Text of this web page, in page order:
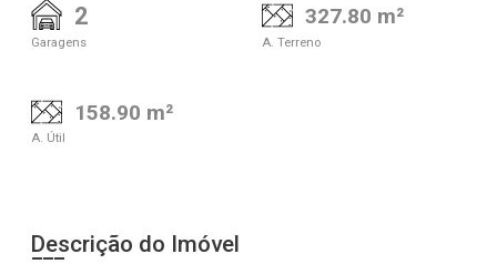
2
Garagens
327.80 m²
A. Terreno
158.90 m²
A. Útil
Descrição do Imóvel